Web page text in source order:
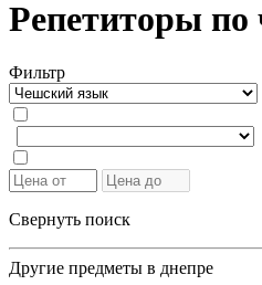
Репетиторы
Фильтр
Свернуть поиск
Другие предметы в днепре